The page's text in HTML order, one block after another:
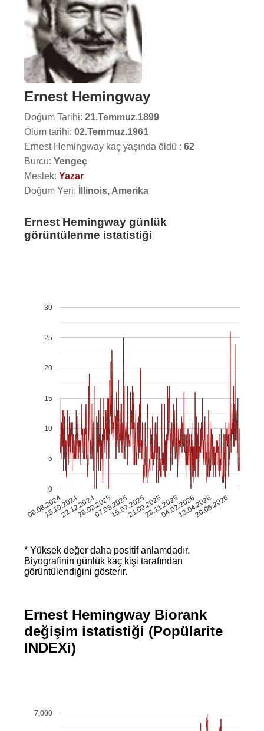
Ernest Hemingway
Doğum Tarihi: 21.Temmuz.1899
Ölüm tarihi: 02.Temmuz.1961
Ernest Hemingway kaç yaşında öldü : 62
Burcu: Yengeç
Meslek: Yazar
Doğum Yeri:
İllinois, Amerika
Ernest Hemingway günlük
görüntülenme istatistiği
08.08.2024
15.10.202422.12.202428.02.202507.05.202515.07.202521.09.202528.11.202504.02.202613.04.2026
20.06.2026
0
5
10
15
20
25
30
* Yüksek değer daha positif anlamdadır.
Biyografinin günlük kaç kişi tarafından
görüntülendiğini gösterir.
Ernest Hemingway Biorank
değişim istatistiği (Popülarite
INDEXi)
7,000